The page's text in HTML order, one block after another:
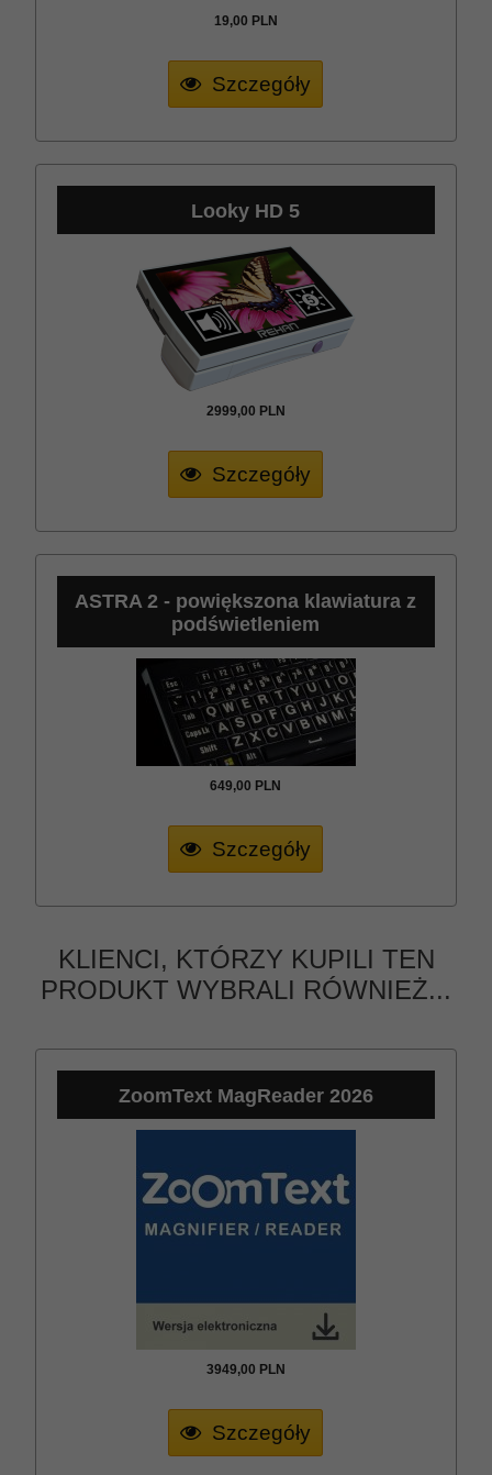
19,00 PLN
Szczegóły
Looky HD 5
2999,00 PLN
Szczegóły
ASTRA 2 - powiększona klawiatura z
podświetleniem
649,00 PLN
Szczegóły
KLIENCI, KTÓRZY KUPILI TEN
PRODUKT WYBRALI RÓWNIEŻ...
ZoomText MagReader 2026
3949,00 PLN
Szczegóły